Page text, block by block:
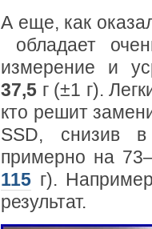
А еще, как
обладает
измерение и
37,5 г (±1 г).
кто решит
SSD, снизив в
примерно на
115 г).
результат.